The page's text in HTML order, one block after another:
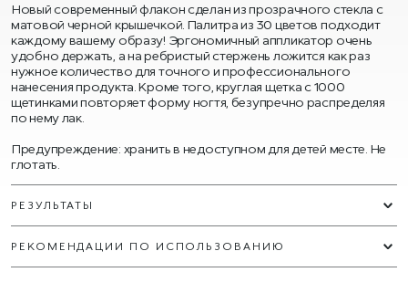
Новый современный флакон сделан из прозрачного стекла с
матовой черной крышечкой. Палитра из 30 цветов подходит
каждому вашему образу! Эргономичный аппликатор очень
удобно держать, а на ребристый стержень ложится как раз
нужное количество для точного и профессионального
нанесения продукта. Кроме того, круглая щетка с 1000
щетинками повторяет форму ногтя, безупречно распределяя
по нему лак.
Предупреждение: хранить в недоступном для детей месте. Не
глотать.
РЕЗУЛЬТАТЫ
РЕКОМЕНДАЦИИ ПО ИСПОЛЬЗОВАНИЮ